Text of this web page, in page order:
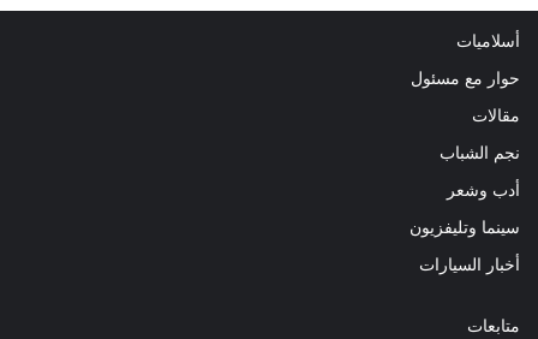
أسلاميات
حوار مع مسئول
مقالات
نجم الشباب
أدب وشعر
سينما وتليفزيون
أخبار السيارات
متابعات